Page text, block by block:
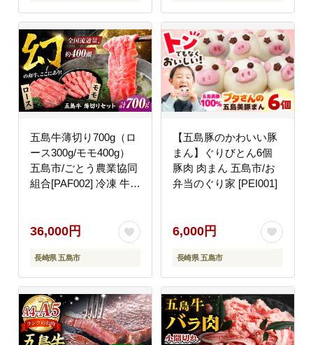
五島牛薄切り700g（ロ
ース300g/モモ400g）
五島市/ごとう農業協同
組合[PAF002] 冷凍 牛肉
島牛 肉 お取り寄せ 取
り寄せ すきやき もも
もも肉 モモ肉 ロース肉
セット 長崎 九州 五島
36,000円
長崎県 五島市
【五島豚のかわいい豚
まん】ぐりびとん6個
豚肉 肉まん 五島市/お
弁当のぐり家 [PEI001]
6,000円
長崎県 五島市